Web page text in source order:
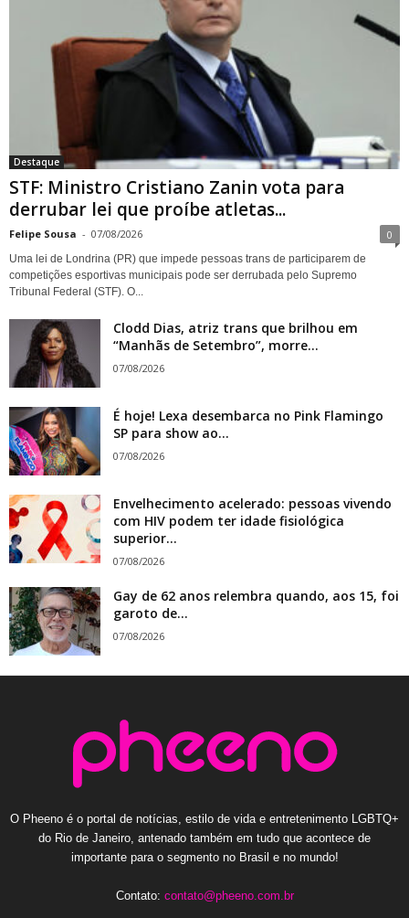
Destaque
STF: Ministro Cristiano Zanin vota para
derrubar lei que proíbe atletas...
Felipe Sousa - 07/08/2026 0
Uma lei de Londrina (PR) que impede pessoas trans de participarem de
competições esportivas municipais pode ser derrubada pelo Supremo
Tribunal Federal (STF). O...
Clodd Dias, atriz trans que brilhou em
“Manhãs de Setembro”, morre...
07/08/2026
É hoje! Lexa desembarca no Pink Flamingo
SP para show ao...
07/08/2026
Envelhecimento acelerado: pessoas vivendo
com HIV podem ter idade fisiológica
superior...
07/08/2026
Gay de 62 anos relembra quando, aos 15, foi
garoto de...
07/08/2026
O Pheeno é o portal de notícias, estilo de vida e entretenimento LGBTQ+
do Rio de Janeiro, antenado também em tudo que acontece de
importante para o segmento no Brasil e no mundo!
Contato: contato@pheeno.com.br